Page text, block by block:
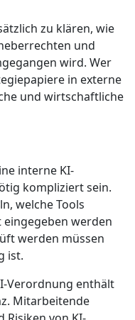
zu klären, wie
und
wird. Wer
in externe
und wirtschaftliche
interne KI-
kompliziert sein.
welche Tools
werden
werden müssen
ist.
Verordnung enthält
Mitarbeitende